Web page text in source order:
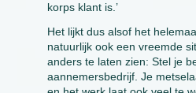
korps klant is.’
Het lijkt dus alsof het
natuurlijk ook een vreemde
anders te laten zien: Stel je
aannemersbedrijf. Je